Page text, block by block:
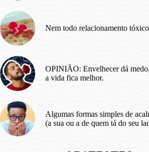
Nem todo relacionamento
OPINIÃO: Envelhecer dá
a vida fica melhor.
Algumas formas simples de
(a sua ou a de quem tá do seu